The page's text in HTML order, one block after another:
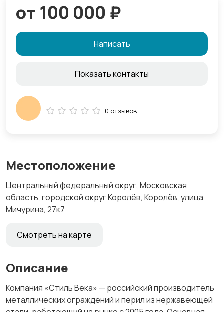
от 100 000 ₽
Написать
Показать контакты
0 отзывов
Местоположение
Центральный федеральный округ, Московская
область, городской округ Королёв, Королёв, улица
Мичурина, 27к7
Смотреть на карте
Описание
Компания «Стиль Века» — российский производитель
металлических ограждений и перил из нержавеющей